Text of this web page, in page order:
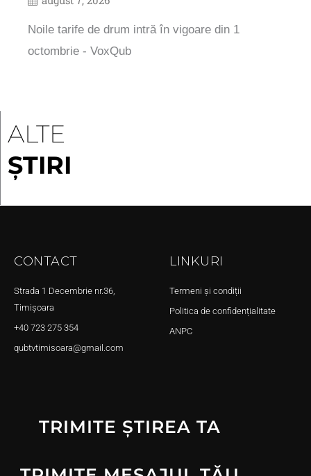
Noile tarife de drum intră în vigoare din 1
octombrie - VoxQub
ALTE
ȘTIRI
CONTACT
Strada 1 Decembrie nr.36,
Timișoara
+40 723 275 354
qubtvtimisoara@gmail.com
LINKURI
Termeni și condiții
Politica de confidențialitate
ANPC
TRIMITE ȘTIREA TA